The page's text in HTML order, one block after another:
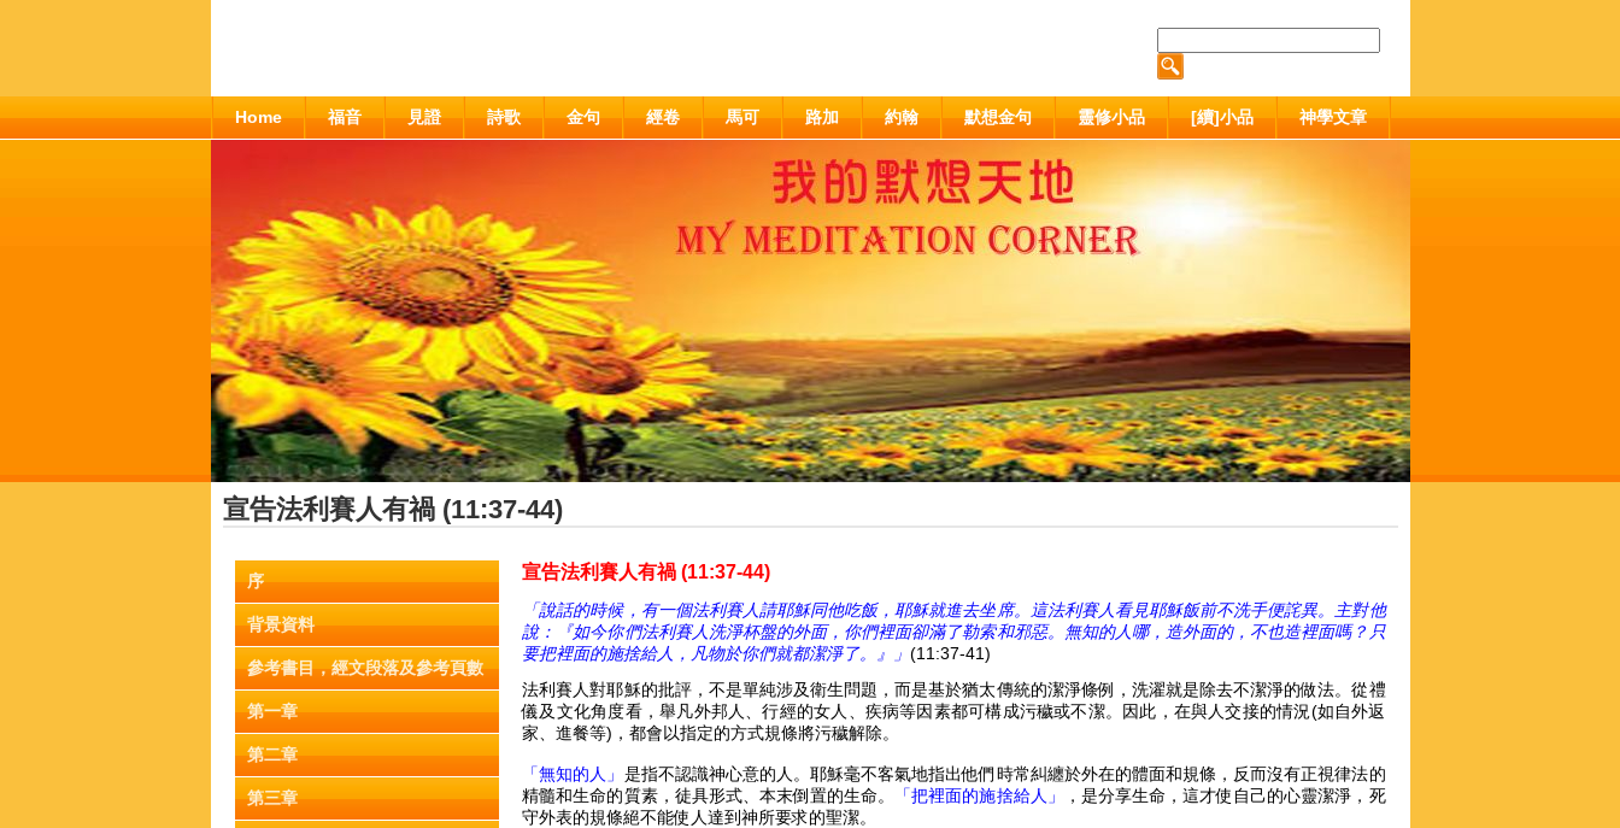
Home 福音 見證 詩歌 金句 經卷 馬可 路加 約翰 默想金句 靈修小品 [續]小品 神學文章
宣告法利賽人有禍 (11:37-44)
序
背景資料
參考書目，經文段落及參考頁數
第一章
第二章
第三章
宣告法利賽人有禍 (11:37-44)
「說話的時候，有一個法利賽人請耶穌同他吃飯，耶穌就進去坐席。這法利賽人看見耶穌飯前不洗手便詫異。主對他
說：『如今你們法利賽人洗淨杯盤的外面，你們裡面卻滿了勒索和邪惡。無知的人哪，造外面的，不也造裡面嗎？只
要把裡面的施捨給人，凡物於你們就都潔淨了。』」(11:37-41)
法利賽人對耶穌的批評，不是單純涉及衛生問題，而是基於猶太傳統的潔淨條例，洗濯就是除去不潔淨的做法。從禮
儀及文化角度看，舉凡外邦人、行經的女人、疾病等因素都可構成污穢或不潔。因此，在與人交接的情況(如自外返
家、進餐等)，都會以指定的方式規條將污穢解除。
「無知的人」 是指不認識神心意的人。耶穌毫不客氣地指出他們時常糾纏於外在的體面和規條，反而沒有正視律法的
精髓和生命的質素，徒具形式、本末倒置的生命。
「把裡面的施捨給人」
，是分享生命，這才使自己的心靈潔淨，死
守外表的規條絕不能使人達到神所要求的聖潔。